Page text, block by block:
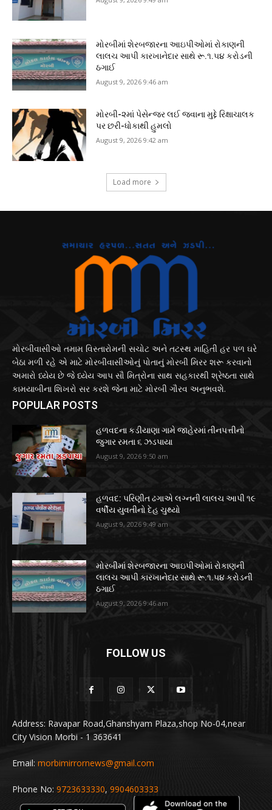
મોરબીમાં શેરબજારના આઇપીઓમાં રોકાણની
લાલચ આપી કારખાનેદાર સાથે રૂ.૧.૫૪ કરોડની
ઠગાઈ
August 9, 2026 9:46 am
મોરબી-૨માં પેસેન્જર લઈ જવાના મુદ્દે રિક્ષાચાલક
પર છરી-ધોકાથી હુમલો
August 9, 2026 9:42 am
Load more
મોરબીવાસીઓ તમામ વિસ્તારોમની સચોટ અને તટસ્થ માહિતી હર પળ ઘરે
બેઠા મળી રહે એ માટે મોરબીવાસીઓનું પોતાનું મોરબી મિરર શરૂ કરવાનો
અમારો ધ્યેય છે જે ધ્યેય આપ સૌ મિત્રોના સાથ સહકારથી શ્રેષ્ઠતા સાથે
કામયાબીના શિખરો સર કરશે જેના માટે મોરબી ગૌરવ અનુભવશે.
POPULAR POSTS
હળવદના કડીયાણા ગામે જાહેરમાં તીનપત્તીનો
જુગાર રમતા ૬ ઝડપાયા
August 9, 2026 9:50 am
હળવદ: પરિણીત ઢગાએ લગ્નની લાલચ આપી ૧૯
વર્ષીય યુવતીનો દેહ ચુથ્યો
August 9, 2026 9:49 am
મોરબીમાં શેરબજારના આઇપીઓમાં રોકાણની
લાલચ આપી કારખાનેદાર સાથે રૂ.૧.૫૪ કરોડની
ઠગાઈ
August 9, 2026 9:46 am
FOLLOW US
Address: Ravapar Road,Ghanshyam Plaza,shop No-04,near
City Vision Morbi - 1 363641
Email: morbimirrornews@gmail.com
Phone No: 9723633330, 9904603333